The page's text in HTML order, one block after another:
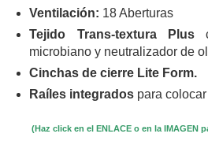
Ventilación: 18 Aberturas
Tejido Trans-textura Plus
microbiano y neutralizador de
Cinchas de cierre Lite Form.
Raíles integrados para
(Haz click en el ENLACE o en la IMAGEN